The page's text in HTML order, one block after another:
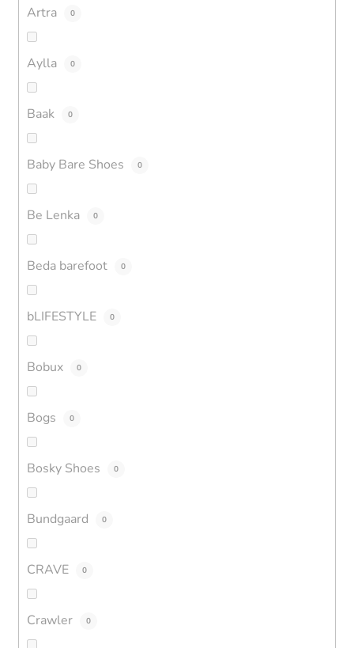
Artra 0
Aylla 0
Baak 0
Baby Bare Shoes 0
Be Lenka 0
Beda barefoot 0
bLIFESTYLE 0
Bobux 0
Bogs 0
Bosky Shoes 0
Bundgaard 0
CRAVE 0
Crawler 0